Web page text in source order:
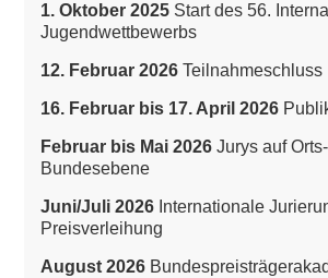
1. Oktober 2025 Start des 56.
Jugendwettbewerbs
12. Februar 2026 Teilnahmeschluss
16. Februar bis 17. April 2026
Februar bis Mai 2026 Jurys auf
Bundesebene
Juni/Juli 2026 Internationale
Preisverleihung
August 2026